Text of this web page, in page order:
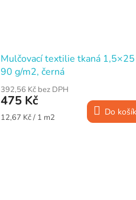
Mulčovací textilie tkaná
90 g/m2, černá
392,56 Kč bez DPH
475 Kč
Měrná
12,67 Kč / 1 m2 Do